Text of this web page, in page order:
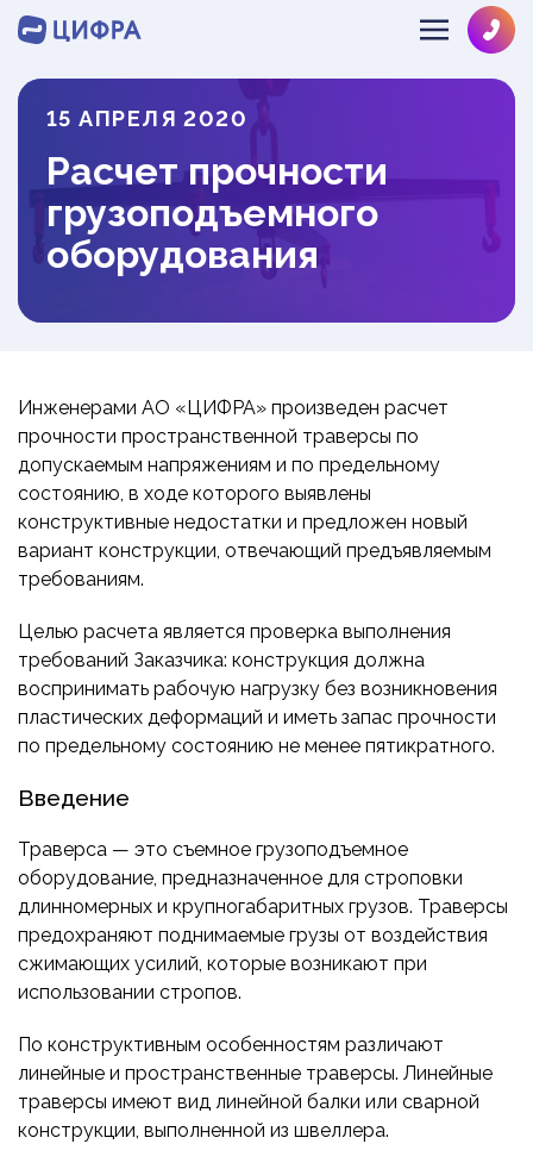
О КОМПАНИИ
ЛИЦЕНЗИИ
КОМАНДА
ОТЗЫВЫ
НАПРАВЛЕНИЯ
ГИДРОГАЗОДИНАМИКА
ДИНАМИКА И ПРОЧНОСТЬ
РАЗРАБОТКА ПО
НЕФТЕГАЗ
СУДОСТРОЕНИЕ
СТРОИТЕЛЬСТВО
ПРИБОРОСТРОЕНИЕ
ТРАНСПОРТ
ТУРБОМАШИНЫ
ВЕНТИЛЯЦИЯ И КЛИМАТ
МАТЕРИАЛЫ И ТЕХНОЛОГИИ
БИОТЕХНОЛОГИИ
АЭРОКОСМОС
ПРОЕКТЫ
БЛОГ
ВЕБИНАРЫ
ПУБЛИКАЦИИ
ЗАКАЗ
SOLVE@MULTIPHYSICS.RU
+78126484286
15 АПРЕЛЯ 2020
Расчет прочности
грузоподъемного
оборудования
Инженерами АО «ЦИФРА» произведен расчет
прочности пространственной траверсы по
допускаемым напряжениям и по предельному
состоянию, в ходе которого выявлены
конструктивные недостатки и предложен новый
вариант конструкции, отвечающий предъявляемым
требованиям.
Целью расчета является проверка выполнения
требований Заказчика: конструкция должна
воспринимать рабочую нагрузку без возникновения
пластических деформаций и иметь запас прочности
по предельному состоянию не менее пятикратного.
Введение
Траверса — это съемное грузоподъемное
оборудование, предназначенное для строповки
длинномерных и крупногабаритных грузов. Траверсы
предохраняют поднимаемые грузы от воздействия
сжимающих усилий, которые возникают при
использовании стропов.
По конструктивным особенностям различают
линейные и пространственные траверсы. Линейные
траверсы имеют вид линейной балки или сварной
конструкции, выполненной из швеллера.